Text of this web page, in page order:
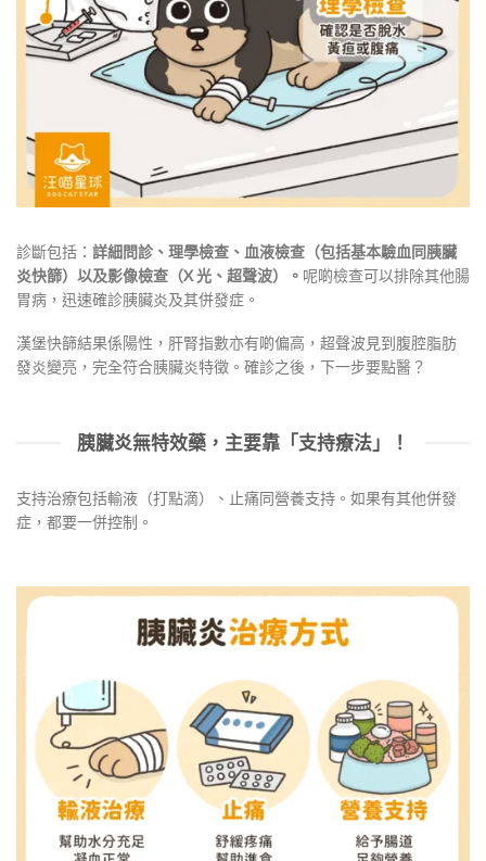
診斷包括： 詳細問診、理學檢查、血液檢查（包括基本驗血同胰臟
炎快篩）以及影像檢查（X 光、超聲波）。 呢啲檢查可以排除其他腸
胃病，迅速確診胰臟炎及其併發症。
漢堡快篩結果係陽性，肝腎指數亦有啲偏高，超聲波見到腹腔脂肪
發炎變亮，完全符合胰臟炎特徵。確診之後，下一步要點醫？
胰臟炎無特效藥，主要靠「支持療法」！
支持治療包括輸液（打點滴）、止痛同營養支持。如果有其他併發
症，都要一併控制。